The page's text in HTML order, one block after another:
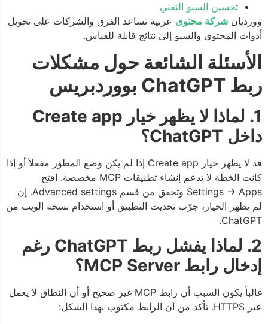
تحسين السيو التقني
وورديان شركة محتوىعربية تساعد الفرق والشركات على تحويل
أدوات المحتوى والسيو إلى نتائج قابلة للقياس.
الأسئلة الشائعة حول مشكلات
ربط ChatGPT بووردبريس
1. لماذا لا يظهر خيار Create app
داخل ChatGPT؟
قد لا يظهر خيار Create app إذا لم يكن وضع المطور مفعلاً أو إذا
كانت الخطة لا تدعم إنشاء تطبيقات MCP مخصصة. افتح
Settings → Apps وتحقق من قسم Advanced settings. إن
لم يظهر الخيار، جرّب تحديث التطبيق أو استخدام نسخة الويب من
ChatGPT.
2. لماذا يفشل ربط ChatGPT رغم
إدخال رابط MCP Server؟
غالباً يكون السبب أن رابط MCP غير صحيح أو أن النطاق لا يعمل
عبر HTTPS. تأكد من أن الرابط مكتوب بهذا الشكل: